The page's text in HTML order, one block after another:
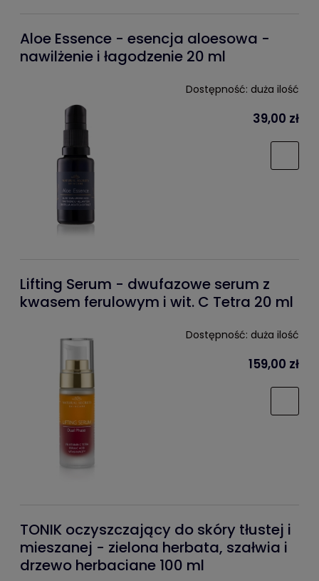
Aloe Essence - esencja aloesowa -
nawilżenie i łagodzenie 20 ml
Dostępność: duża ilość
39,00 zł
Lifting Serum - dwufazowe serum z
kwasem ferulowym i wit. C Tetra 20 ml
Dostępność: duża ilość
159,00 zł
TONIK oczyszczający do skóry tłustej i
mieszanej - zielona herbata, szałwia i
drzewo herbaciane 100 ml